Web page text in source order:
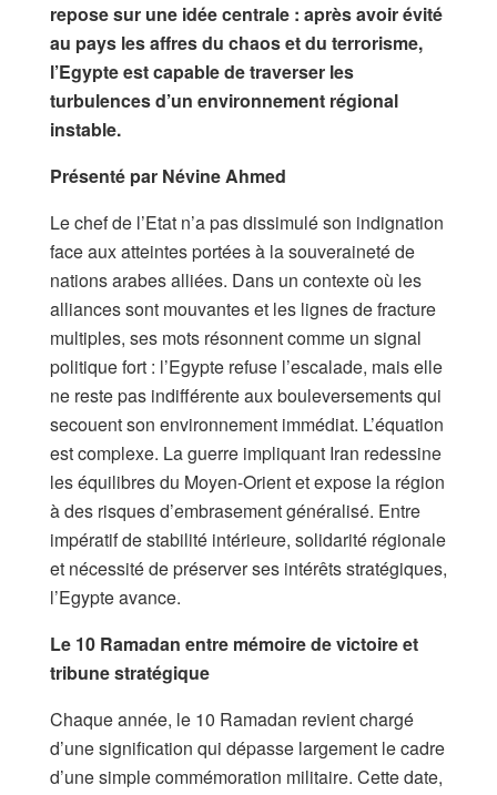
repose sur une idée centrale : après avoir évité
au pays les affres du chaos et du terrorisme,
l’Egypte est capable de traverser les
turbulences d’un environnement régional
instable.
Présenté par Névine Ahmed
Le chef de l’Etat n’a pas dissimulé son indignation
face aux atteintes portées à la souveraineté de
nations arabes alliées. Dans un contexte où les
alliances sont mouvantes et les lignes de fracture
multiples, ses mots résonnent comme un signal
politique fort : l’Egypte refuse l’escalade, mais elle
ne reste pas indifférente aux bouleversements qui
secouent son environnement immédiat. L’équation
est complexe. La guerre impliquant Iran redessine
les équilibres du Moyen-Orient et expose la région
à des risques d’embrasement généralisé. Entre
impératif de stabilité intérieure, solidarité régionale
et nécessité de préserver ses intérêts stratégiques,
l’Egypte avance.
Le 10 Ramadan entre mémoire de victoire et
tribune stratégique
Chaque année, le 10 Ramadan revient chargé
d’une signification qui dépasse largement le cadre
d’une simple commémoration militaire. Cette date,